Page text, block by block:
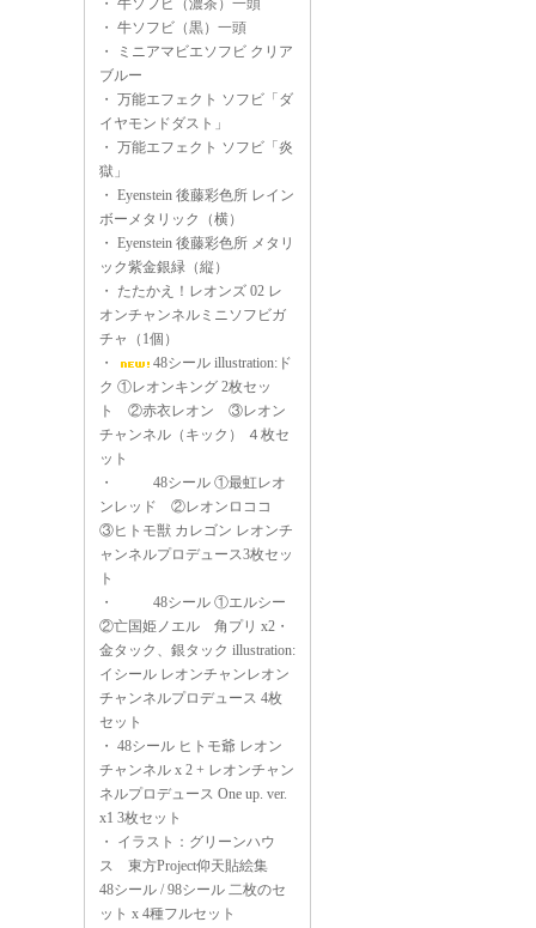
・ 牛ソフビ（濃茶）一頭
・ 牛ソフビ（黒）一頭
・
ミニアマビエソフビ クリア
ブルー
・ 万能エフェクト ソフビ「ダ
イヤモンドダスト」
・ 万能エフェクト ソフビ「炎
獄」
・ Eyenstein 後藤彩色所 レイン
ボーメタリック（横）
・ Eyenstein 後藤彩色所 メタリ
ック紫金銀緑（縦）
・ たたかえ！レオンズ 02 レ
オンチャンネルミニソフビガ
チャ（1個）
・
48シール illustration:ド
ク ①レオンキング 2枚セッ
ト ②赤衣レオン ③レオン
チャンネル（キック） ４枚セ
ット
・
48シール ①最虹レオ
ンレッド ②レオンロココ
③ヒトモ獣 カレゴン レオンチ
ャンネルプロデュース3枚セッ
ト
・
48シール ①エルシー
②亡国姫ノエル 角プリ x2・
金タック、銀タック illustration:
イシール レオンチャンレオン
チャンネルプロデュース 4枚
セット
・ 48シール ヒトモ爺 レオン
チャンネル x 2 + レオンチャン
ネルプロデュース One up. ver.
x1 3枚セット
・ イラスト：グリーンハウ
ス 東方Project仰天貼絵集
48シール / 98シール 二枚のセ
ット x 4種フルセット